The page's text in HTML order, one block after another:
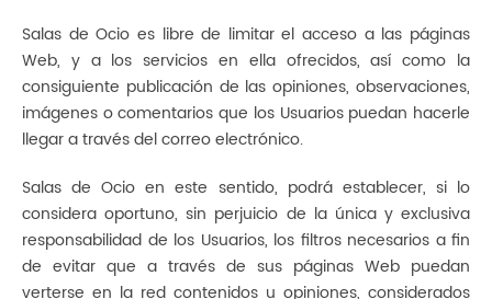
Salas de Ocio es libre de limitar el acceso a las páginas
Web, y a los servicios en ella ofrecidos, así como la
consiguiente publicación de las opiniones, observaciones,
imágenes o comentarios que los Usuarios puedan hacerle
llegar a través del correo electrónico.
Salas de Ocio en este sentido, podrá establecer, si lo
considera oportuno, sin perjuicio de la única y exclusiva
responsabilidad de los Usuarios, los filtros necesarios a fin
de evitar que a través de sus páginas Web puedan
verterse en la red contenidos u opiniones, considerados